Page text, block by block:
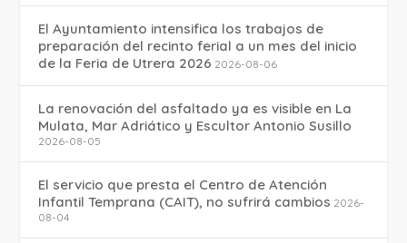
El Ayuntamiento intensifica los trabajos de
preparación del recinto ferial a un mes del inicio
de la Feria de Utrera 2026 2026-08-06
La renovación del asfaltado ya es visible en La
Mulata, Mar Adriático y Escultor Antonio Susillo
2026-08-05
El servicio que presta el Centro de Atención
Infantil Temprana (CAIT), no sufrirá cambios 2026-
08-04